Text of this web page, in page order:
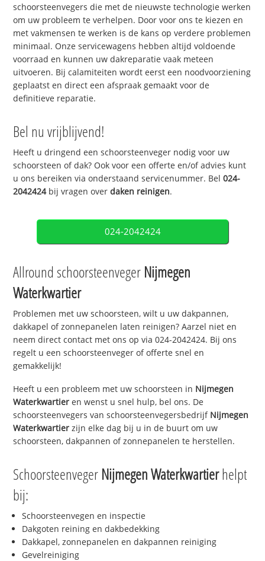
schoorsteenvegers die met de nieuwste technologie werken
om uw probleem te verhelpen. Door voor ons te kiezen en
met vakmensen te werken is de kans op verdere problemen
minimaal. Onze servicewagens hebben altijd voldoende
voorraad en kunnen uw dakreparatie vaak meteen
uitvoeren. Bij calamiteiten wordt eerst een noodvoorziening
geplaatst en direct een afspraak gemaakt voor de
definitieve reparatie.
Bel nu vrijblijvend!
Heeft u dringend een schoorsteenveger nodig voor uw
schoorsteen of dak? Ook voor een offerte en/of advies kunt
u ons bereiken via onderstaand servicenummer. Bel024-
2042424bij vragen overdaken reinigen.
024-2042424
Allround schoorsteenveger Nijmegen
Waterkwartier
Problemen met uw schoorsteen, wilt u uw dakpannen,
dakkapel of zonnepanelen laten reinigen? Aarzel niet en
neem direct contact met ons op via 024-2042424. Bij ons
regelt u een schoorsteenveger of offerte snel en
gemakkelijk!
Heeft u een probleem met uw schoorsteen in Nijmegen
Waterkwartier en wenst u snel hulp, bel ons. De
schoorsteenvegers van schoorsteenvegersbedrijf Nijmegen
Waterkwartier zijn elke dag bij u in de buurt om uw
schoorsteen, dakpannen of zonnepanelen te herstellen.
Schoorsteenveger Nijmegen Waterkwartierhelpt
bij:
Schoorsteenvegen en inspectie
Dakgoten reining en dakbedekking
Dakkapel, zonnepanelen en dakpannen reiniging
Gevelreiniging